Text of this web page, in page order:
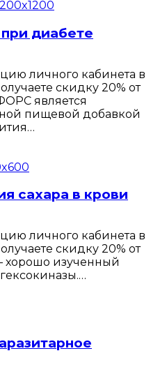
диабете
личного кабинета в
скидку 20% от
является
пищевой добавкой
сахара в крови
личного кабинета в
скидку 20% от
хорошо изученный